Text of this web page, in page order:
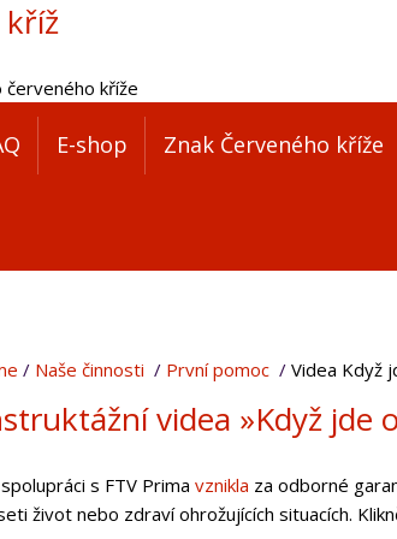
kříž
červeného kříže
E-shop Znak Červeného kříže
Naše činnosti První pomoc Videa Když
videa »Když jde
s FTV Prima vznikla za odborné
život nebo zdraví ohrožujících situacích.